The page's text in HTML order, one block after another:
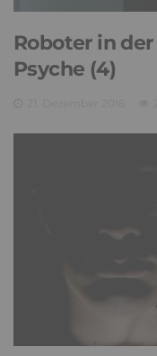
Roboter in
Psyche (4)